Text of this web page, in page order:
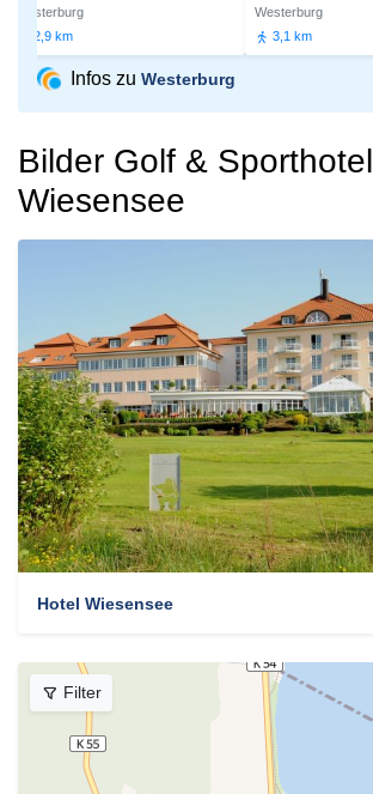
2,9 km
Westerburg
3,1 km
Infos zu Westerburg
Bilder Golf & Sporthotel
Wiesensee
Hotel Wiesensee
Filter